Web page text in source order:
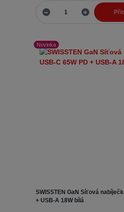
Novinka
SWISSTEN GaN Síťová
+ USB-A 18W bílá